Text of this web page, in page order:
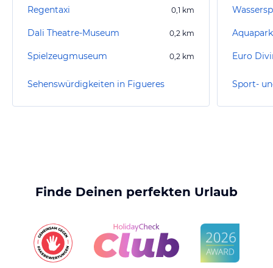
Regentaxi 0,1 km
Dali Theatre-Museum 0,2 km
Spielzeugmuseum 0,2 km
Sehenswürdigkeiten in Figueres
Euro
Finde Deinen perfekten Urlaub